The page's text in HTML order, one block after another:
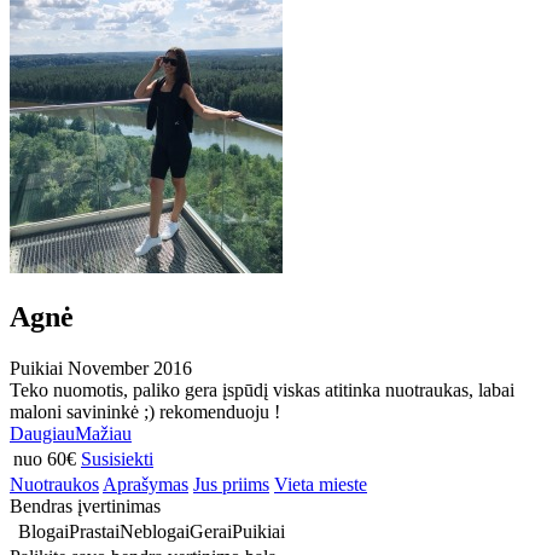
Agnė
Puikiai November 2016
Teko nuomotis, paliko gera įspūdį viskas atitinka nuotraukas, labai
maloni savininkė ;) rekomenduoju !
DaugiauMažiau
nuo 60€ Susisiekti
Nuotraukos Aprašymas Jus priims Vieta mieste
Bendras įvertinimas
BlogaiPrastaiNeblogaiGeraiPuikiai